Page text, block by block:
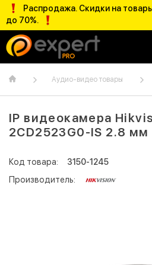
Распродажа. Скидки на
до 70%.
Аудио-видео товары
IP видеокамера
2CD2523G0-IS 2.8 мм
Код товара:
3150-1245
Производитель: